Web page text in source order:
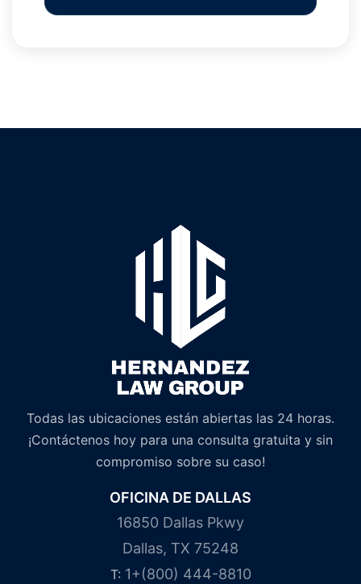
Todas las ubicaciones están abiertas las 24 horas.
¡Contáctenos hoy para una consulta gratuita y sin
compromiso sobre su caso!
OFICINA DE DALLAS
16850 Dallas Pkwy
Dallas, TX 75248
T: 1+(800) 444-8810